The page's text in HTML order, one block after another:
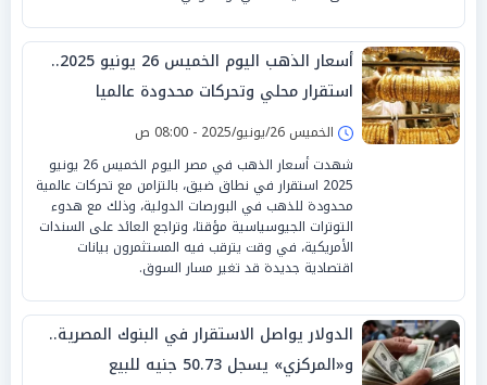
أسعار الذهب اليوم الخميس 26 يونيو 2025..
استقرار محلي وتحركات محدودة عالميا
الخميس 26/يونيو/2025 - 08:00 ص
شهدت أسعار الذهب في مصر اليوم الخميس 26 يونيو
2025 استقرار في نطاق ضيق، بالتزامن مع تحركات عالمية
محدودة للذهب في البورصات الدولية، وذلك مع هدوء
التوترات الجيوسياسية مؤقتا، وتراجع العائد على السندات
الأمريكية، في وقت يترقب فيه المستثمرون بيانات
اقتصادية جديدة قد تغير مسار السوق.
الدولار يواصل الاستقرار في البنوك المصرية..
و«المركزي» يسجل 50.73 جنيه للبيع